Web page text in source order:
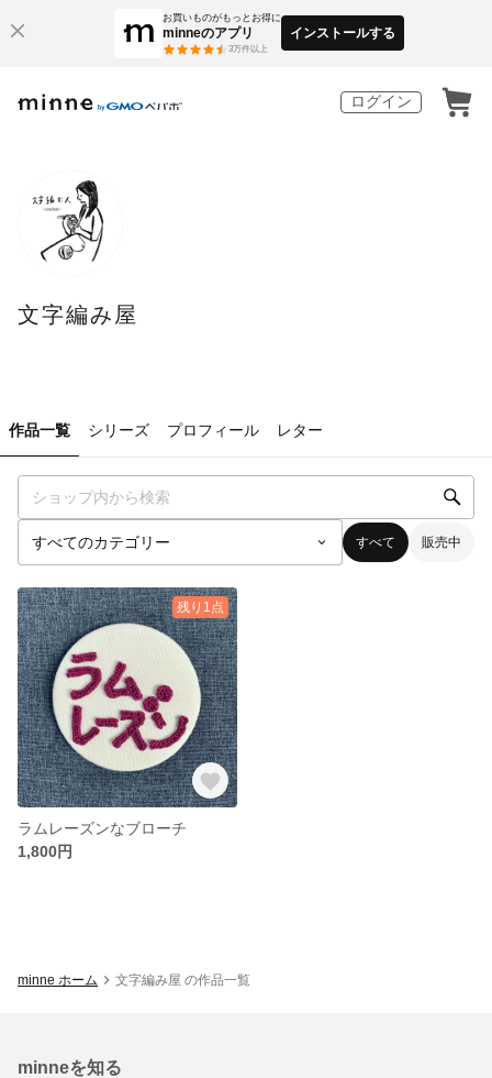
お買いものがもっとお得に
minneのアプリ
3万件以上
インストールする
ログイン
文字編み屋
作品一覧 シリーズ プロフィール レター
すべて 販売中
残り1点
ラムレーズンなブローチ
1,800円
minne ホーム 文字編み屋 の作品一覧
minneを知る